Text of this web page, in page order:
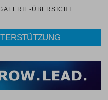
ÜBERSICHT